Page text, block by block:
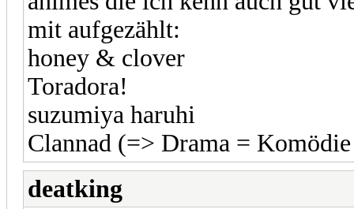
mit aufgezählt:
honey & clover
Toradora!
suzumiya haruhi
Clannad (=> Drama =
deatking